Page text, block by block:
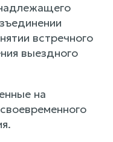
встречного
выездного
на